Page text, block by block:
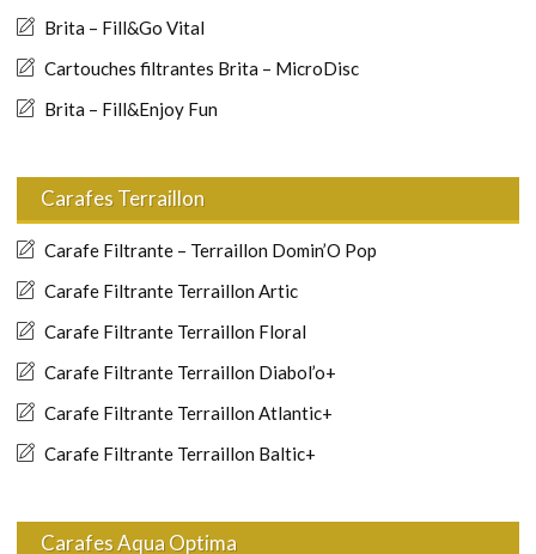
Brita – Fill&Go Vital
Cartouches filtrantes Brita – MicroDisc
Brita – Fill&Enjoy Fun
Carafes Terraillon
Carafe Filtrante – Terraillon Domin’O Pop
Carafe Filtrante Terraillon Artic
Carafe Filtrante Terraillon Floral
Carafe Filtrante Terraillon Diabol’o+
Carafe Filtrante Terraillon Atlantic+
Carafe Filtrante Terraillon Baltic+
Carafes Aqua Optima